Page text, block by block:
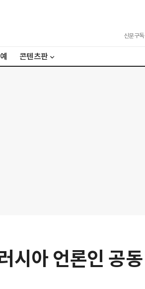
신문구독
콘텐츠판
시아 언론인 공동